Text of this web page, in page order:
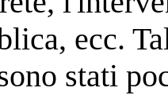
ecc.
stati